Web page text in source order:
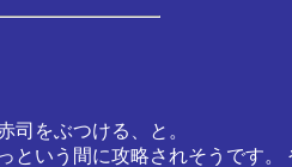
をぶつける、と。
いう間に攻略されそうです。